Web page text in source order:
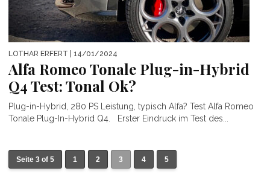
LOTHAR ERFERT | 14/01/2024
Alfa Romeo Tonale Plug-in-Hybrid
Q4 Test: Tonal Ok?
Plug-in-Hybrid, 280 PS Leistung, typisch Alfa? Test Alfa Romeo
Tonale Plug-In-Hybrid Q4. Erster Eindruck im Test des...
Seite 3 of 5 1 2 3 4 5